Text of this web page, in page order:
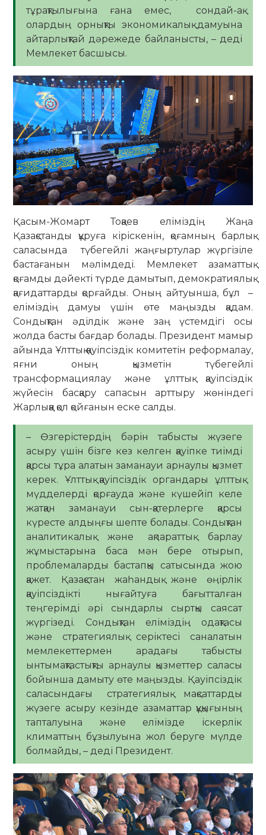
тұрақтылығына ғана емес, сондай-ақ
олардың орнықты экономикалық дамуына
айтарлықтай дәрежеде байланысты, – деді
Мемлекет басшысы.
Қасым-Жомарт Тоқаев еліміздің Жаңа
Қазақстанды құруға кіріскенін, қоғамның барлық
саласында түбегейлі жаңғыртулар жүргізіле
бастағанын мәлімдеді. Мемлекет азаматтық
қоғамды дәйекті түрде дамытып, демократиялық
қағидаттарды қорғайды. Оның айтуынша, бұл –
еліміздің дамуы үшін өте маңызды қадам.
Сондықтан әділдік және заң үстемдігі осы
жолда басты бағдар болады. Президент мамыр
айында Ұлттық қауіпсіздік комитетін реформалау,
яғни оның қызметін түбегейлі
трансформациялау және ұлттық қауіпсіздік
жүйесін басқару сапасын арттыру жөніндегі
Жарлыққа қол қойғанын еске салды.
– Өзгерістердің бәрін табысты жүзеге
асыру үшін бізге кез келген қауіпке тиімді
қарсы тұра алатын заманауи арнаулы қызмет
керек. Ұлттық қауіпсіздік органдары ұлттық
мүдделерді қорғауда және күшейіп келе
жатқан заманауи сын-қатерлерге қарсы
күресте алдыңғы шепте болады. Сондықтан
аналитикалық және ақпараттық барлау
жұмыстарына баса мән бере отырып,
проблемаларды бастапқы сатысында жою
қажет. Қазақстан жаһандық және өңірлік
қауіпсіздікті нығайтуға бағытталған
теңгерімді әрі сындарлы сыртқы саясат
жүргізеді. Сондықтан еліміздің одақтасы
және стратегиялық серіктесі саналатын
мемлекеттермен арадағы табысты
ынтымақтастықты арнаулы қызметтер саласы
бойынша дамыту өте маңызды. Қауіпсіздік
саласындағы стратегиялық мақсаттарды
жүзеге асыру кезінде азаматтар құқығының
тапталуына және елімізде іскерлік
климаттың бұзылуына жол беруге мүлде
болмайды, – деді Президент.